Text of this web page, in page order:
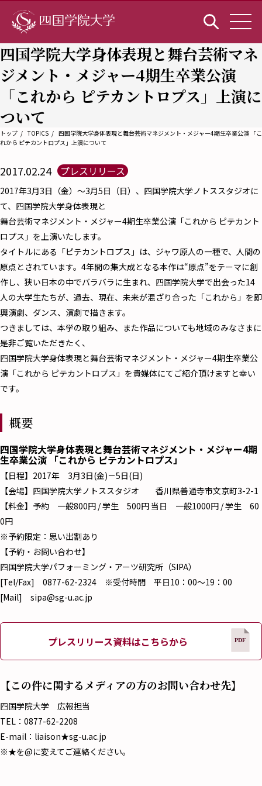
四国学院大学身体表現と舞台芸術マネ
ジメント・メジャー4期生卒業公演
「これから ピテカントロプス」上演に
ついて
トップ TOPICS
四国学院大学身体表現と舞台芸術マネジメント・メジャー4期生卒業公演 「こ
れから ピテカントロプス」上演について
2017.02.24 プレスリリース
2017年3月3日（金）～3月5日（日）、四国学院大学ノトススタジオに
て、四国学院大学身体表現と
舞台芸術マネジメント・メジャー4期生卒業公演「これから ピテカント
ロプス」を上演いたします。
タイトルにある「ピテカントロプス」は、ジャワ原人の一種で、人間の
原点とされています。4年間の集大成となる本作は“原点”をテーマに創
作し、狭い日本の中でバラバラに生まれ、四国学院大学で出会った14
人の大学生たちが、過去、現在、未来が混ざり合った「これから」を即
興演劇、ダンス、演劇で描きます。
つきましては、本学の取り組み、また作品についても地域のみなさまに
是非ご覧いただきたく、
四国学院大学身体表現と舞台芸術マネジメント・メジャー4期生卒業公
演「これから ピテカントロプス」を貴媒体にてご紹介頂けますと幸い
です。
概要
四国学院大学身体表現と舞台芸術マネジメント・メジャー4期
生卒業公演 「これから ピテカントロプス」
【日程】2017年 3月3日(金)－5日(日)
【会場】四国学院大学ノトススタジオ 香川県善通寺市文京町3-2-1
【料金】予約 一般800円 / 学生 500円 当日 一般1000円 / 学生 60
0円
※予約限定：思い出割あり
【予約・お問い合わせ】
四国学院大学パフォーミング・アーツ研究所（SIPA）
[Tel/Fax] 0877-62-2324 ※受付時間 平日10：00～19：00
[Mail] sipa@sg-u.ac.jp
プレスリリース資料はこちらから
【この件に関するメディアの方のお問い合わせ先】
四国学院大学 広報担当
TEL：0877-62-2208
E-mail：liaison★sg-u.ac.jp
※★を@に変えてご連絡ください。